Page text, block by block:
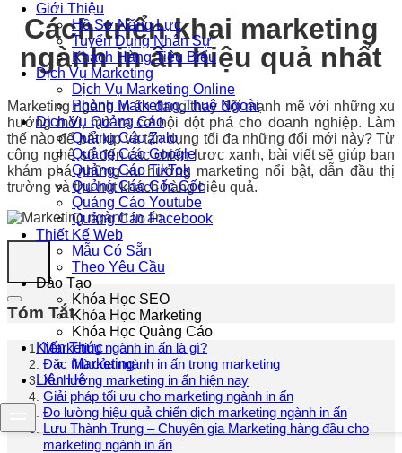
Giới Thiệu
Hồ Sơ Năng Lực
Tuyển Dụng Nhân Sự
Khách Hàng Tiêu Biểu
Dịch Vụ Marketing
Dịch Vụ Marketing Online
Phòng Marketing Thuê Ngoài
Dịch Vụ Quảng Cáo
Quảng Cáo Zalo
Quảng Cáo Google
Quảng Cáo TikTok
Quảng Cáo Cốc Cốc
Quảng Cáo Youtube
Quảng Cáo Facebook
Thiết Kế Web
Mẫu Có Sẵn
Theo Yêu Cầu
Đào Tạo
Khóa Học SEO
Khóa Học Marketing
Khóa Học Quảng Cáo
Kiến Thức
Marketing
Liên Hệ
Cách triển khai marketing
ngành in ấn hiệu quả nhất
Marketing ngành in ấn đang thay đổi mạnh mẽ với những xu
hướng mới, mở ra cơ hội đột phá cho doanh nghiệp. Làm
thế nào để bắt kịp và tận dụng tối đa những đổi mới này? Từ
công nghệ số đến các chiến lược xanh, bài viết sẽ giúp bạn
khám phá những xu hướng marketing nổi bật, dẫn đầu thị
trường và thu hút khách hàng hiệu quả.
Tóm Tắt
Marketing ngành in ấn là gì?
Đặc thù của ngành in ấn trong marketing
Xu hướng marketing in ấn hiện nay
Giải pháp tối ưu cho marketing ngành in ấn
Đo lường hiệu quả chiến dịch marketing ngành in ấn
Lưu Thành Trung – Chuyên gia Marketing hàng đầu cho
marketing ngành in ấn